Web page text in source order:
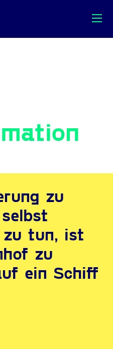
zu
tun, ist
zu
ein Schiff